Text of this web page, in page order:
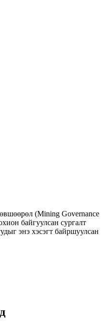
(Mining Governance
байгуулсан сургалт
энэ хэсэгт байршуулсан